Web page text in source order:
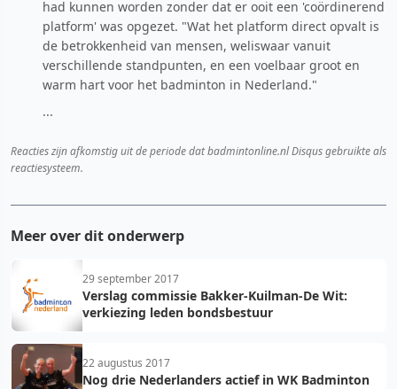
had kunnen worden zonder dat er ooit een 'coördinerend
platform' was opgezet. "Wat het platform direct opvalt is
de betrokkenheid van mensen, weliswaar vanuit
verschillende standpunten, en een voelbaar groot en
warm hart voor het badminton in Nederland."
...
Reacties zijn afkomstig uit de periode dat badmintonline.nl Disqus gebruikte als
reactiesysteem.
Meer over dit onderwerp
29 september 2017
Verslag commissie Bakker-Kuilman-De Wit:
verkiezing leden bondsbestuur
22 augustus 2017
Nog drie Nederlanders actief in WK Badminton